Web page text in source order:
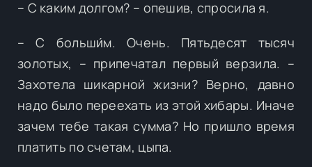
– С каким долгом? – опешив, спросила я.
– С больши́м. Очень. Пятьдесят тысяч
золотых, – припечатал первый верзила. –
Захотела шикарной жизни? Верно, давно
надо было переехать из этой хибары. Иначе
зачем тебе такая сумма? Но пришло время
платить по счетам, цыпа.